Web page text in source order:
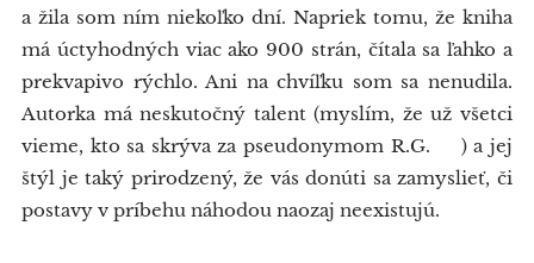
a žila som ním niekoľko dní. Napriek tomu, že kniha
má úctyhodných viac ako 900 strán, čítala sa ľahko a
prekvapivo rýchlo. Ani na chvíľku som sa nenudila.
Autorka má neskutočný talent (myslím, že už všetci
vieme, kto sa skrýva za pseudonymom R.G. 😅) a jej
štýl je taký prirodzený, že vás donúti sa zamyslieť, či
postavy v príbehu náhodou naozaj neexistujú.